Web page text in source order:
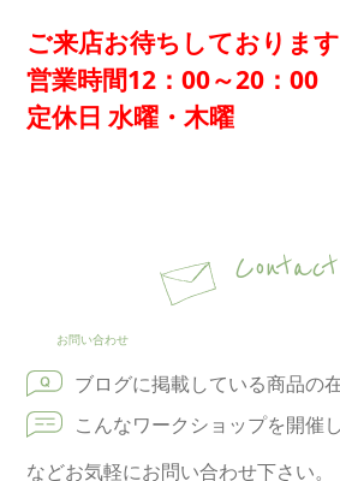
ご来店お待ちしております
営業時間12：00～20：00
定休日 水曜・木曜
Contact
お問い合わせ
ブログに掲載している商品の
こんなワークショップを開催
などお気軽にお問い合わせ下さい。